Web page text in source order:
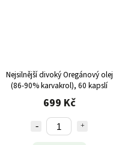
Nejsilnější divoký Oregánový olej
(86-90% karvakrol), 60 kapslí
699 Kč